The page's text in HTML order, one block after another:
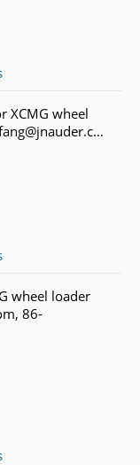
XCMG wheel
wheel loader
86-